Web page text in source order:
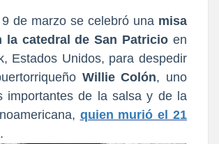
de marzo se celebró una misa
la catedralde San Patricio en
Estados Unidos, para despedir
Willie Colón, uno
importantes de la salsa y de la
quien murió el 21
.